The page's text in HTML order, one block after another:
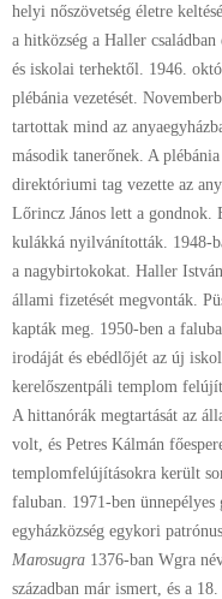
helyi nőszövetség életre
a hitközség a Haller
és iskolai terhektől. 1946.
plébánia vezetését.
tartottak mind az
második tanerőnek. A
direktóriumi tag vezette az
Lőrincz János lett a gondnok.
kulákká nyilvánították. 1948-
a nagybirtokokat. Haller
állami fizetését megvonták.
kapták meg. 1950-ben a
irodáját és ebédlőjét az új
kerelőszentpáli templom
A hittanórák megtartását az
volt, és Petres Kálmán
templomfelújításokra került
faluban. 1971-ben
egyházközség egykori
Marosugra 1376-ban Wgra
században már ismert, és a